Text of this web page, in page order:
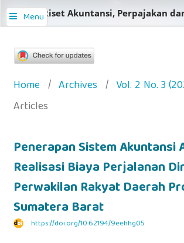
Menu
Jurnal Riset Akuntansi, Perpajakan
Home / Archives / Vol. 2 No. 3
Articles
Penerapan Sistem Akuntansi
Realisasi Biaya Perjalanan
Perwakilan Rakyat Daerah
Sumatera Barat
https://doi.org/10.62194/9eehhg05